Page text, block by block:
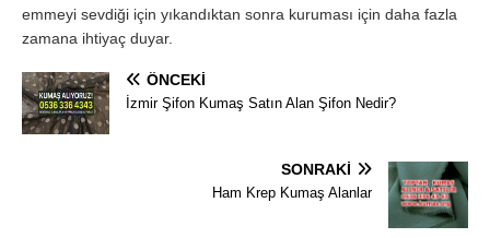
emmeyi sevdiği için yıkandıktan sonra kuruması için daha fazla
zamana ihtiyaç duyar.
ÖNCEKI
İzmir Şifon Kumaş Satın Alan Şifon Nedir?
SONRAKI
Ham Krep Kumaş Alanlar